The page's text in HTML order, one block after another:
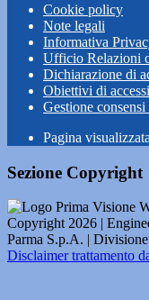
Cookie policy
Note legali
Informativa
Ufficio Relazioni
Dichiarazione di
Obiettivi di
Gestione
Pagina visualizzata
Sezione Copyright
Copyright 2026 |
Parma S.p.A. |
Disclaimer trattamento